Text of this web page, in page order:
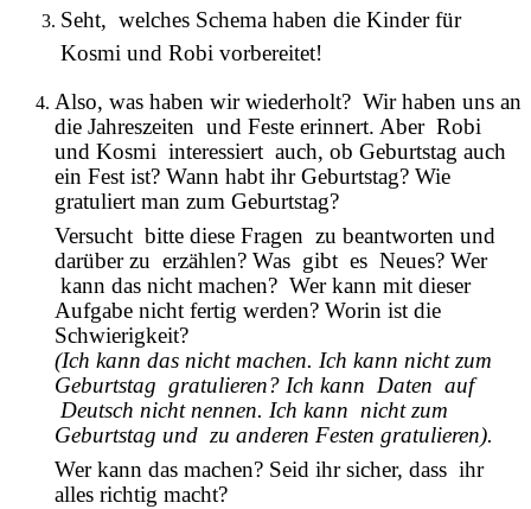
Seht, welches Schema haben die Kinder für
Kosmi und Robi vorbereitet!
Also, was haben wir wiederholt? Wir haben uns an
die Jahreszeiten und Feste erinnert. Aber Robi
und Kosmi interessiert auch, ob Geburtstag auch
ein Fest ist? Wann habt ihr Geburtstag? Wie
gratuliert man zum Geburtstag?
Versucht bitte diese Fragen zu beantworten und
darüber zu erzählen? Was gibt es Neues? Wer
kann das nicht machen? Wer kann mit dieser
Aufgabe nicht fertig werden? Worin ist die
Schwierigkeit?
(Ich kann das nicht machen. Ich kann nicht zum
Geburtstag gratulieren? Ich kann Daten auf
Deutsch nicht nennen. Ich kann nicht zum
Geburtstag und zu anderen Festen gratulieren).
Wer kann das machen? Seid ihr sicher, dass ihr
alles richtig macht?